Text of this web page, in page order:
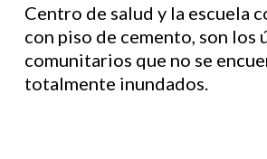
Centro de salud y la escuela
con piso de cemento, son los
comunitarios que no se
totalmente inundados.